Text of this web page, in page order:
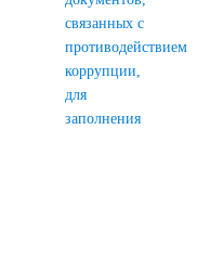
связанных с
противодействием
коррупции,
для
заполнения